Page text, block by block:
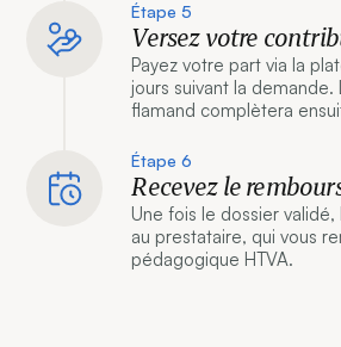
Étape 5
Versez votre
Payez votre part via la
jours suivant la
flamand complètera
Étape 6
Recevez le
Une fois le dossier
au prestataire, qui vous
pédagogique HTVA.